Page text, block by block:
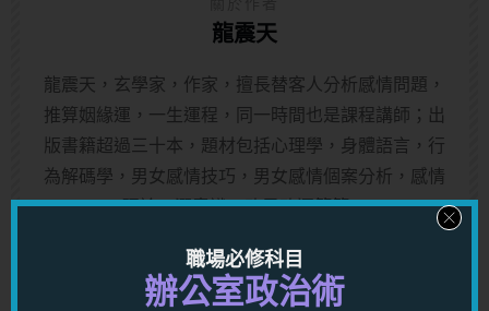
龍震天
龍震天，玄學家，作家，擅長替客人分析感情問題，
推算姻緣運，一生運程，同一時間也是課程講師；出
版書籍超過三十本，題材包括心理學，身體語言，行
為解碼學，男女感情技巧，男女感情個案分析，感情
理論，潛意識，改思改運等等。
服務詳覽：
http://lungcourse.com/service
職場必修科目
辦公室政治術